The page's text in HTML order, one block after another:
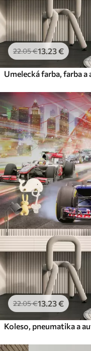
22.05€13.23€
Umelecká farba, farba a
22.05€13.23€
Koleso, pneumatika a